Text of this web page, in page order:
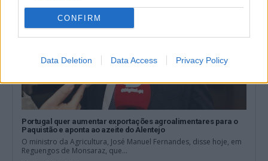
CONFIRM
Data Deletion Data Access Privacy Policy
Portugal quer aumentar exportações agroalimentares para o
Paquistão e aponta ao azeite do Alentejo
O ministro da Agricultura, José Manuel Fernandes, disse hoje, em
Reguengos de Monsaraz, que...